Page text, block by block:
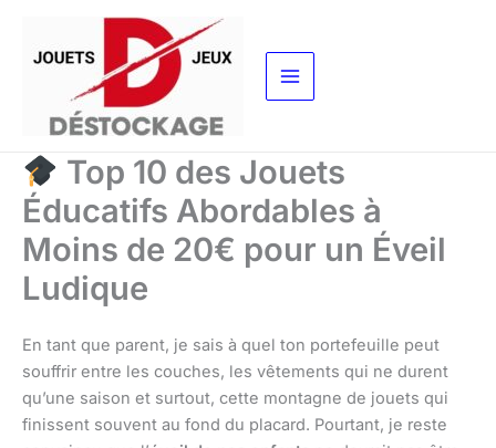
contenu
Top 10 des Jouets
Éducatifs Abordables à
Moins de 20€ pour un Éveil
Ludique
En tant que parent, je sais à quel ton portefeuille peut
souffrir entre les couches, les vêtements qui ne durent
qu’une saison et surtout, cette montagne de jouets qui
finissent souvent au fond du placard. Pourtant, je reste